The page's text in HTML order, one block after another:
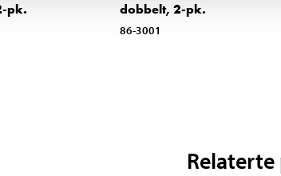
pk.
dobbelt, 2-pk.
86-3001